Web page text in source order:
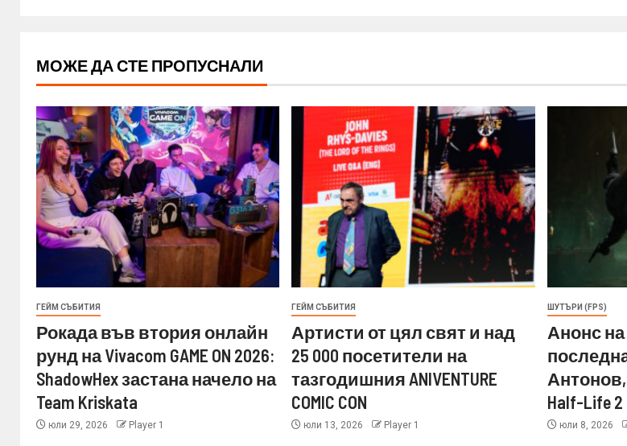
МОЖЕ ДА СТЕ ПРОПУСНАЛИ
ГЕЙМ СЪБИТИЯ
Рокада във втория онлайн
рунд на Vivacom GAME ON 2026:
ShadowHex застана начело на
Team Kriskata
юли 29, 2026 Player 1
ГЕЙМ СЪБИТИЯ
Артисти от цял свят и над
25 000 посетители на
тазгодишния ANIVENTURE
COMIC CON
юли 13, 2026 Player 1
ШУТЪРИ (FPS)
Анонс на
Half-Life 2
юли 8, 2026